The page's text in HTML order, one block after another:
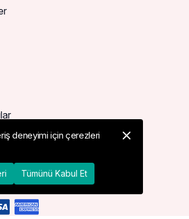
deneyimi için çerezleri
Tümünü Kabul Et